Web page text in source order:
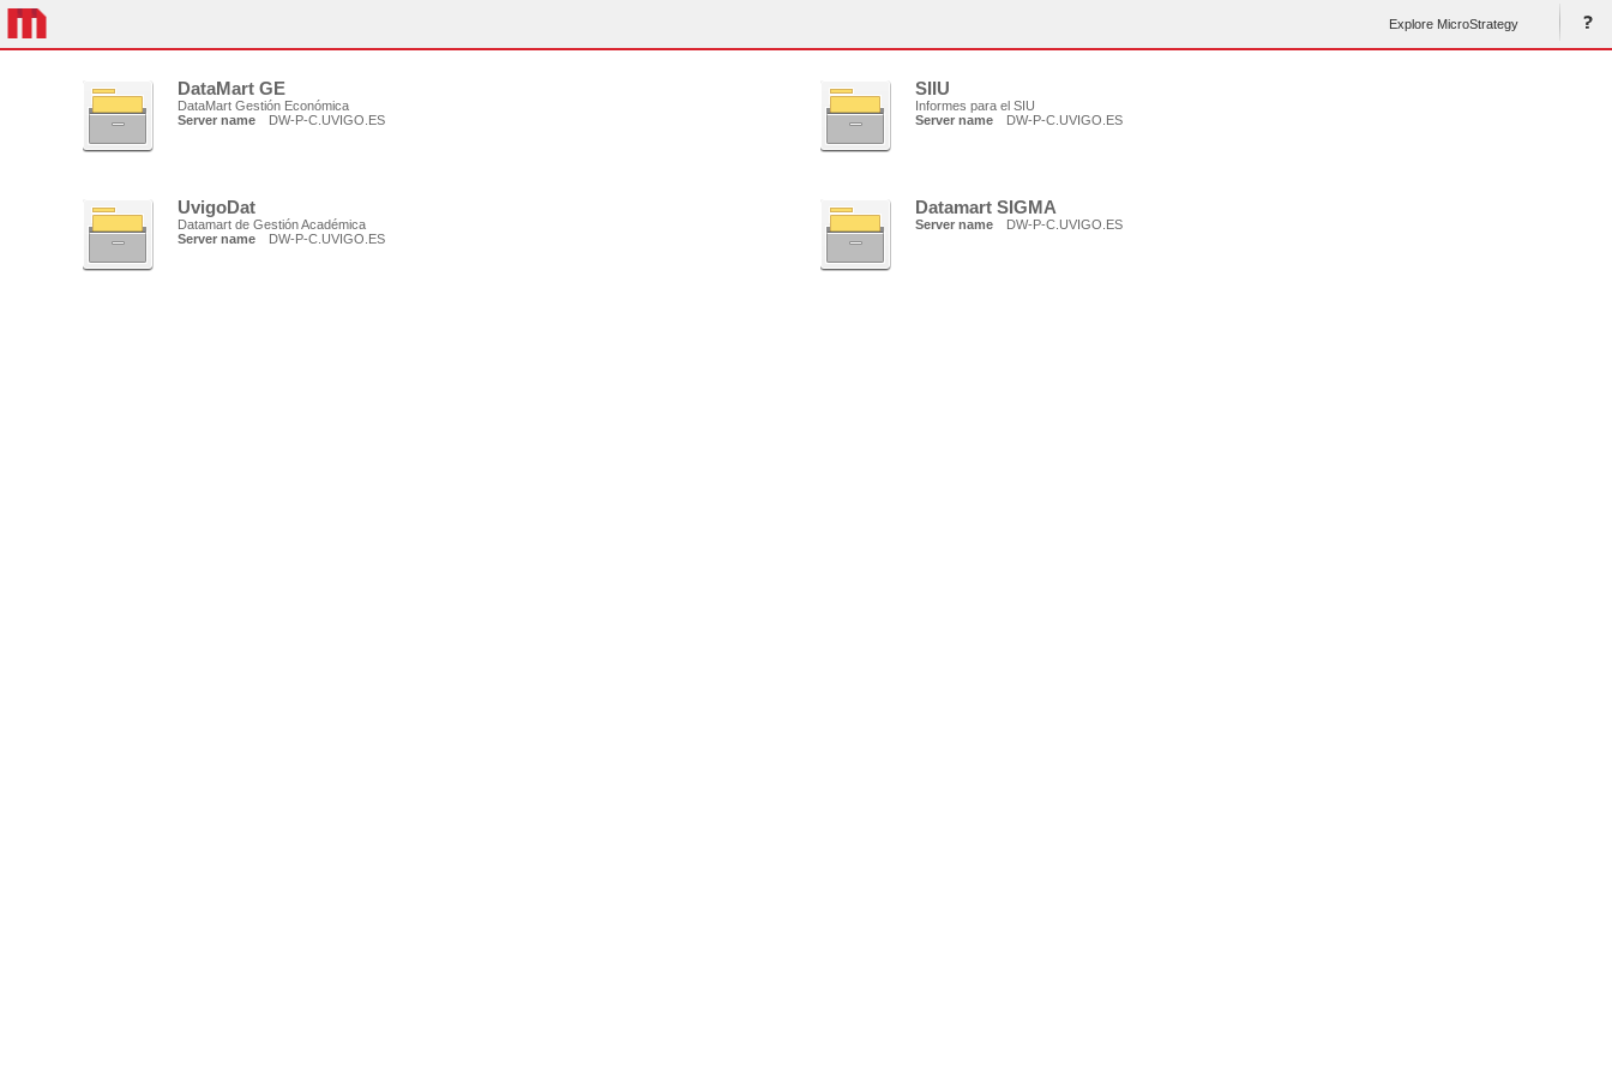
Explore MicroStrategy
DataMart GE
DataMart Gestión Económica
Server name
DW-P-C.UVIGO.ES
SIIU
Informes para el SIU
Server name
DW-P-C.UVIGO.ES
UvigoDat
Datamart de Gestión Académica
Server name
DW-P-C.UVIGO.ES
Datamart SIGMA
Server name DW-P-C.UVIGO.ES